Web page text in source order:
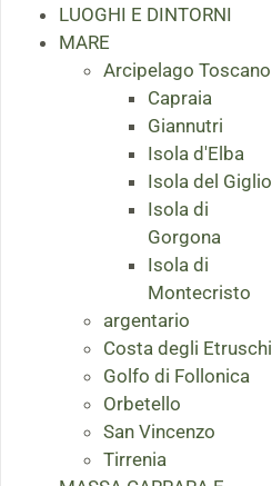
LUOGHI E DINTORNI
MARE
Arcipelago Toscano
Capraia
Giannutri
Isola d'Elba
Isola del Giglio
Isola di
Gorgona
Isola di
Montecristo
argentario
Costa degli Etruschi
Golfo di Follonica
Orbetello
San Vincenzo
Tirrenia